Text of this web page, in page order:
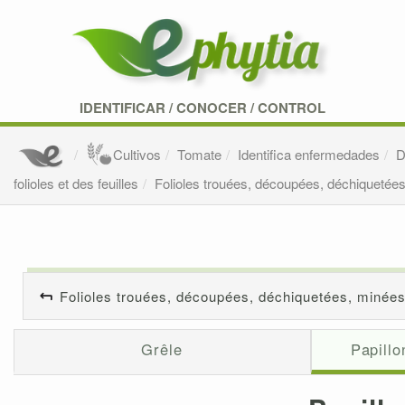
IDENTIFICAR /CONOCER /CONTROL
Cultivos Tomate Identifica enfermedades
folioles et des feuilles
Folioles trouées, découpées,
Folioles trouées, découpées, déchiquetées, minées
Grêle